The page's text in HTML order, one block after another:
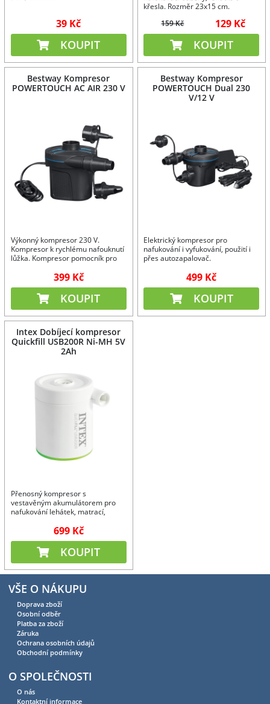
39 Kč
KOUPIT
křesla. Rozměr 23x15 cm.
159 Kč
129 Kč
KOUPIT
Bestway Kompresor
POWERTOUCH AC AIR 230 V
Výkonný kompresor 230 V.
Kompresor k rychlému nafouknutí
lůžka. Kompresor pomocník pro
399 Kč
KOUPIT
Bestway Kompresor
POWERTOUCH Dual 230
V/12 V
Elektrický kompresor pro
nafukování i vyfukování, použití i
přes autozapalovač.
499 Kč
KOUPIT
Intex Dobíjecí kompresor
Quickfill USB200R Ni-MH 5V
2Ah
Přenosný kompresor s
vestavěným akumulátorem pro
nafukování lehátek, matrací,
699 Kč
KOUPIT
VŠE O NÁKUPU
Doprava zboží
Osobní odběr
Platba za zboží
Záruka
Ochrana osobních údajů
Obchodní podmínky
O SPOLEČNOSTI
O nás
Kontaktní informace